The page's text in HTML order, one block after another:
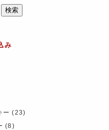
検索
み
ー (23)
(8)